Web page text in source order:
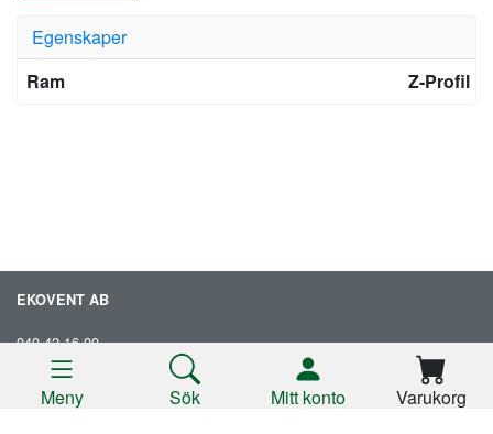
Egenskaper
Ram
Z-Profil
EKOVENT AB
040-42 16 00
info@ekovent.se
www.ekovent.se
Produkter
Meny Sök Mitt konto Varukorg